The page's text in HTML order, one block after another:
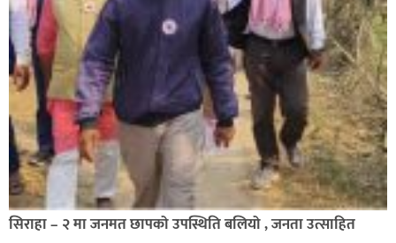
सिराहा – २ मा जनमत छापको उपस्थिति बलियो , जनता उत्साहित